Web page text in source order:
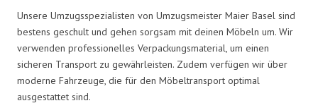
Unsere Umzugsspezialisten von Umzugsmeister Maier Basel sind
bestens geschult und gehen sorgsam mit deinen Möbeln um. Wir
verwenden professionelles Verpackungsmaterial, um einen
sicheren Transport zu gewährleisten. Zudem verfügen wir über
moderne Fahrzeuge, die für den Möbeltransport optimal
ausgestattet sind.